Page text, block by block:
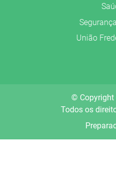
União
© Copyright
Todos os